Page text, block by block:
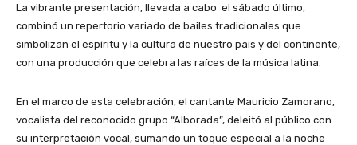
La vibrante presentación, llevada a cabo el sábado último,
combinó un repertorio variado de bailes tradicionales que
simbolizan el espíritu y la cultura de nuestro país y del continente,
con una producción que celebra las raíces de la música latina.
En el marco de esta celebración, el cantante Mauricio Zamorano,
vocalista del reconocido grupo “Alborada”, deleitó al público con
su interpretación vocal, sumando un toque especial a la noche